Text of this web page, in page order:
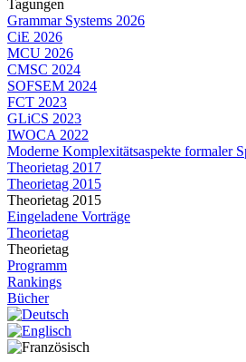
Tagungen
Grammar Systems 2026
CiE 2026
MCU 2026
CMSC 2024
SOFSEM 2024
FCT 2023
GLiCS 2023
IWOCA 2022
Moderne Komplexitätsaspekte formaler
Theorietag 2017
Theorietag 2015
Theorietag 2015
Eingeladene Vorträge
Theorietag
Theorietag
Programm
Rankings
Bücher